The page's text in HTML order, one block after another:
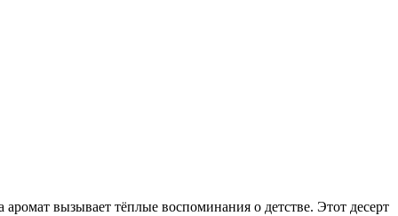
вызывает тёплые воспоминания о детстве. Этот десерт